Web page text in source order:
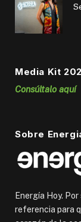
Media Kit
Consúltalo aquí
Sobre
Energía Hoy.
referencia para